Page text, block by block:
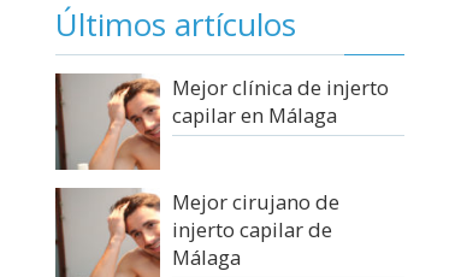
Últimos artículos
Mejor clínica de injerto
capilar en Málaga
Mejor cirujano de
injerto capilar de
Málaga